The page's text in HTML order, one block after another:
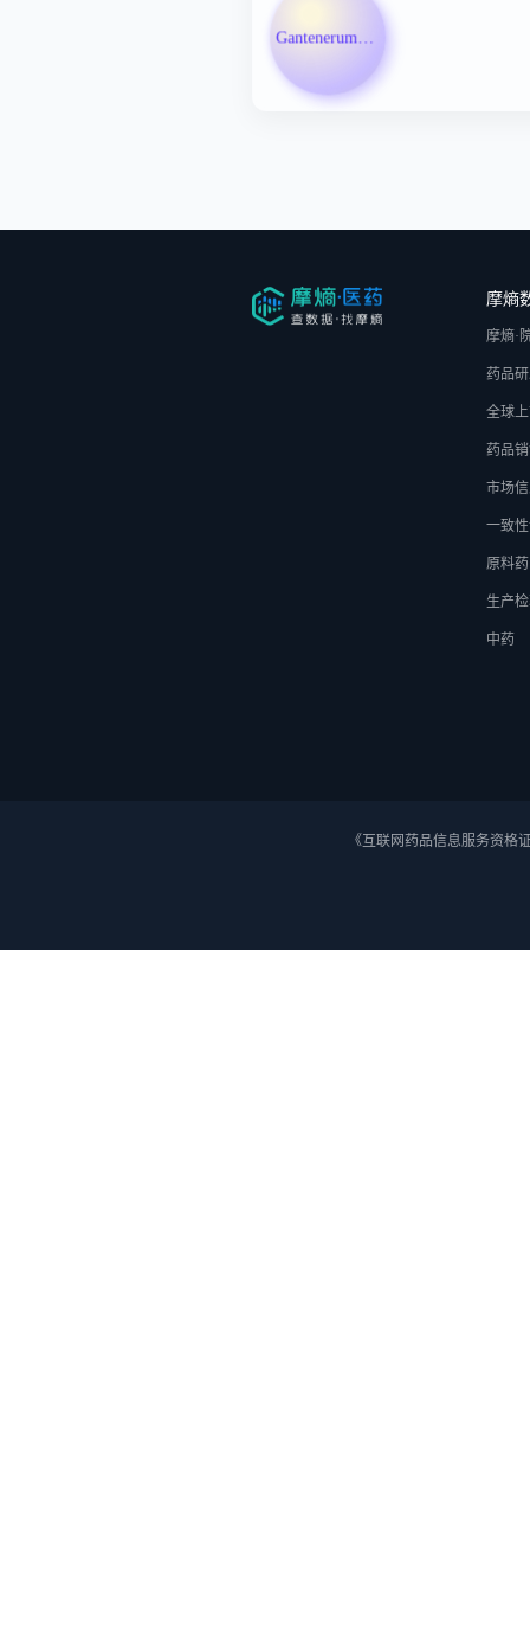
摩熵
摩熵·
药品
全球
药品
市场
一致
原料药
生产
中药
《互联网药品信息服务资